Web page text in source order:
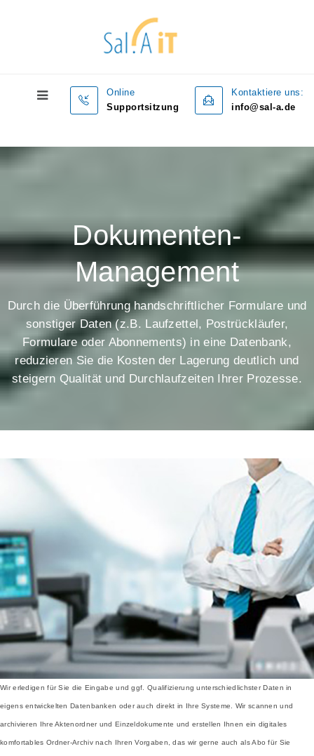
Online
Supportsitzung
Kontaktiere uns:
info@sal-a.de
Dokumenten-
Management
Durch die Überführung handschriftlicher Formulare und
sonstiger Daten (z.B. Laufzettel, Postrückläufer,
Formulare oder Abonnements) in eine Datenbank,
reduzieren Sie die Kosten der Lagerung deutlich und
steigern Qualität und Durchlaufzeiten Ihrer Prozesse.
Wir erledigen für Sie die Eingabe und ggf. Qualifizierung unterschiedlichster Daten in
eigens entwickelten Datenbanken oder auch direkt in Ihre Systeme. Wir scannen und
archivieren Ihre Aktenordner und Einzeldokumente und erstellen Ihnen ein digitales
komfortables Ordner-Archiv nach Ihren Vorgaben, das wir gerne auch als Abo für Sie